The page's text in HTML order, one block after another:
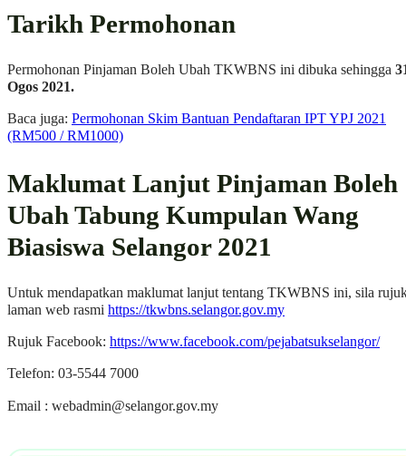
Tarikh Permohonan
Permohonan Pinjaman Boleh Ubah TKWBNS ini dibuka sehingga
Ogos 2021.
Baca juga: Permohonan Skim Bantuan Pendaftaran IPT YPJ 2021
(RM500 / RM1000)
Maklumat Lanjut Pinjaman Boleh
Ubah Tabung Kumpulan Wang
Biasiswa Selangor 2021
Untuk mendapatkan maklumat lanjut tentang TKWBNS ini, sila
laman web rasmi https://tkwbns.selangor.gov.my
Rujuk Facebook: https://www.facebook.com/pejabatsukselangor/
Telefon: 03-5544 7000
Email : webadmin@selangor.gov.my